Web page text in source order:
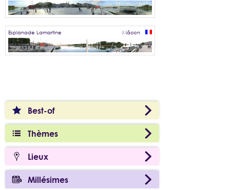
Best-of
Thèmes
Lieux
Millésimes
Esplanade Lamartine Mâcon